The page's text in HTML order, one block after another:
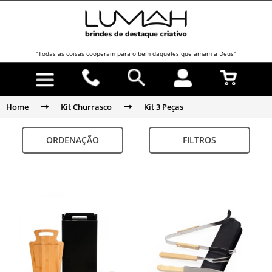
"Todas as coisas cooperam para o bem daqueles que amam a Deus"
Home Kit Churrasco Kit 3 Peças
ORDENAÇÃO FILTROS